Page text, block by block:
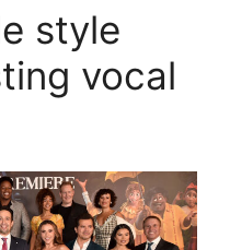
style
vocal